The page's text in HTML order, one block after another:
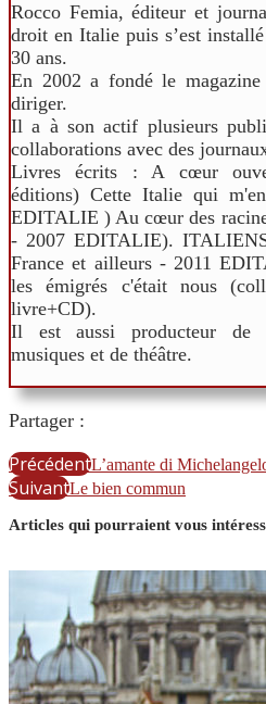
Rocco Femia, éditeur et
droit en Italie puis s’est
30 ans.
En 2002 a fondé le
diriger.
Il a à son actif plusieurs
collaborations avec des
Livres écrits : A cœur
éditions) Cette Italie qui
EDITALIE ) Au cœur des
- 2007 EDITALIE).
France et ailleurs - 2011
les émigrés c'était nous
livre+CD).
Il est aussi producteur de
musiques et de théâtre.
Partager :
PrécédentL’amante di
SuivantLe bien commun
Articles qui pourraient vous